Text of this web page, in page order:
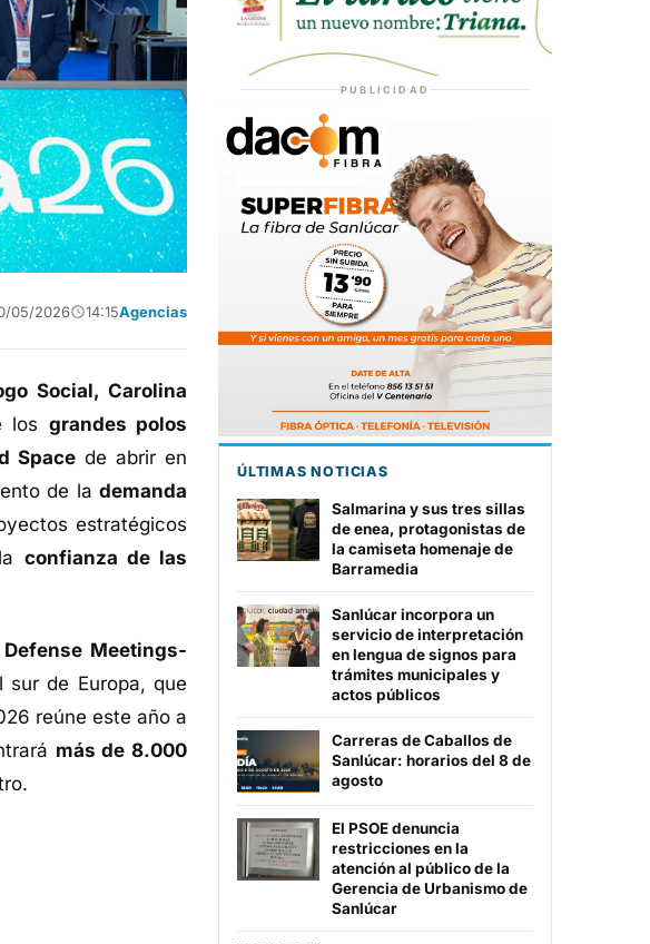
05/2026 14:15Agencias
Social, Carolina
los grandes polos
Space de abrir en
de lademanda
estratégicos
confianza de las
Meetings-
de Europa, que
reúne este año a
más de 8.000
PUBLICIDAD
ÚLTIMAS NOTICIAS
Salmarina y sus tres sillas
de enea, protagonistas de
la camiseta homenaje de
Barramedia
Sanlúcar incorpora un
servicio de interpretación
en lengua de signos para
trámites municipales y
actos públicos
Carreras de Caballos de
Sanlúcar: horarios del 8 de
agosto
El PSOE denuncia
restricciones en la
atención al público de la
Gerencia de Urbanismo de
Sanlúcar